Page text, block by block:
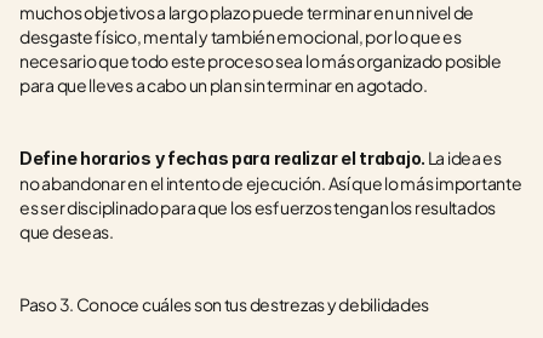
muchos objetivos a largo plazo puede terminar en un nivel de
desgaste físico, mental y también emocional, por lo que es
necesario que todo este proceso sea lo más organizado posible
para que lleves a cabo un plan sin terminar en agotado.
Define horarios y fechas para realizar el trabajo. La idea es
no abandonar en el intento de ejecución. Así que lo más importante
es ser disciplinado para que los esfuerzos tengan los resultados
que deseas.
Paso 3. Conoce cuáles son tus destrezas y debilidades